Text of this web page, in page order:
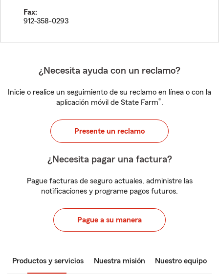
Fax:
912-358-0293
¿Necesita ayuda con un reclamo?
Inicie o realice un seguimiento de su reclamo en línea o con la
aplicación móvil de State Farm®.
Presente un reclamo
¿Necesita pagar una factura?
Pague facturas de seguro actuales, administre las
notificaciones y programe pagos futuros.
Pague a su manera
Productos y servicios Nuestra misión Nuestro equipo